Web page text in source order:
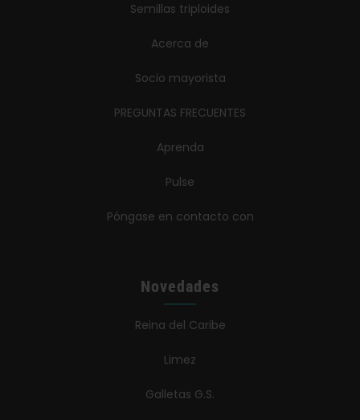
Semillas triploides
Acerca de
Socio mayorista
PREGUNTAS FRECUENTES
Aprenda
Pulse
Póngase en contacto con
Novedades
Reina del Caribe
Limez
Galletas G.S.